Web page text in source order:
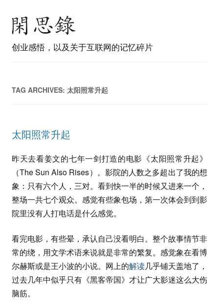
创业感悟，以及关于互联网的记忆碎片
TAG ARCHIVES: 太阳照常升起
太阳照常升起
昨天去看姜文的七年一剑打造的电影《太阳照常升起》
（The Sun Also Rises）。影院的人数之多超出了我的想
象：只有六个人，三对。看到快一半的时候又进来一个，
整场一共七个观众。感觉有些象包场，第一次体会到到影
院里没有人打电话是什么感觉。
看完电影，有些晕，承认自己没看明白。整个故事情节非
常的绕，用文学术语来说就是非常的繁复。感觉象在看博
尔赫斯或是王小波的小说。网上的解读几乎铺天盖地了，
过去几年中似乎只有《黑客帝国》才让广大影迷这么大伤
脑筋。